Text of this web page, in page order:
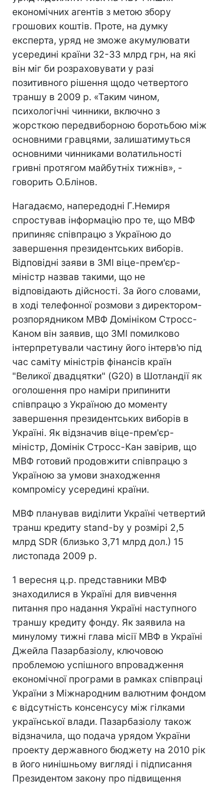
економічних агентів з метою збору
грошових коштів. Проте, на думку
експерта, уряд не зможе акумулювати
усередині країни 32-33 млрд грн, на які
він міг би розраховувати у разі
позитивного рішення щодо четвертого
траншу в 2009 р. «Таким чином,
психологічні чинники, включно з
жорсткою передвиборною боротьбою між
основними гравцями, залишатимуться
основними чинниками волатильності
гривні протягом майбутніх тижнів», -
говорить О.Блінов.
Нагадаємо, напередодні Г.Немиря
спростував інформацію про те, що МВФ
припиняє співпрацю з Україною до
завершення президентських виборів.
Відповідні заяви в ЗМІ віце-прем'єр-
міністр назвав такими, що не
відповідають дійсності. За його словами,
в ході телефонної розмови з директором-
розпорядником МВФ Домініком Стросс-
Каном він заявив, що ЗМІ помилково
інтерпретували частину його інтерв'ю під
час саміту міністрів фінансів країн
"Великої двадцятки" (G20) в Шотландії як
оголошення про наміри припинити
співпрацю з Україною до моменту
завершення президентських виборів в
Україні. Як відзначив віце-прем'єр-
міністр, Домінік Стросс-Кан завірив, що
МВФ готовий продовжити співпрацю з
Україною за умови знаходження
компромісу усередині країни.
МВФ планував виділити Україні четвертий
транш кредиту stand-by у розмірі 2,5
млрд SDR (близько 3,71 млрд дол.) 15
листопада 2009 р.
1 вересня ц.р. представники МВФ
знаходилися в Україні для вивчення
питання про надання Україні наступного
траншу кредиту фонду. Як заявила на
минулому тижні глава місії МВФ в Україні
Джейла Пазарбазіолу, ключовою
проблемою успішного впровадження
економічної програми в рамках співпраці
України з Міжнародним валютним фондом
є відсутність консенсусу між гілками
української влади. Пазарбазіолу також
відзначила, що подача урядом України
проекту державного бюджету на 2010 рік
в його нинішньому вигляді і підписання
Президентом закону про підвищення